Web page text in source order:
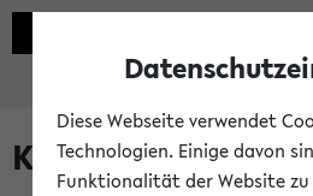
Kombisuche im
Diese Webseite verwendet
Technologien. Einige davon
Funktionalität der Website